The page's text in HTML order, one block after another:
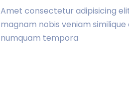
Amet consectetur adipisicing
magnam nobis veniam
numquam tempora